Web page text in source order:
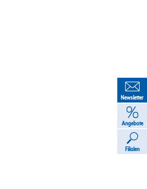
Newsletter
Angebote
Filialen